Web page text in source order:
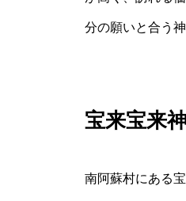
分の願いと合う
宝来宝来
南阿蘇村にある